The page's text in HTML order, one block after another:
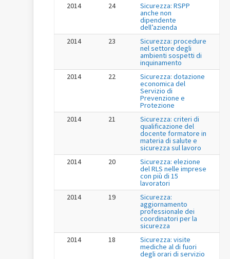
2014
24 Sicurezza: RSPP
anche non
dipendente
dell’azienda
2014
23 Sicurezza: procedure
nel settore degli
ambienti sospetti di
inquinamento
2014
22 Sicurezza: dotazione
economica del
Servizio di
Prevenzione e
Protezione
2014
21 Sicurezza: criteri di
qualificazione del
docente formatore in
materia di salute e
sicurezza sul lavoro
2014
20 Sicurezza: elezione
del RLS nelle imprese
con più di 15
lavoratori
2014
19 Sicurezza:
aggiornamento
professionale dei
coordinatori per la
sicurezza
2014
18 Sicurezza: visite
mediche al di fuori
degli orari di servizio